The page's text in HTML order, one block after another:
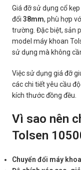
Giá đỡ sử dụng cổ
đổi 38mm, phù hợp
trường. Đặc biệt, sản
model máy khoan
sử dụng mà không
Việc sử dụng giá đỡ
các chi tiết yêu cầu
kích thước đồng đều.
Vì sao nên
Tolsen
Chuyển đổi máy